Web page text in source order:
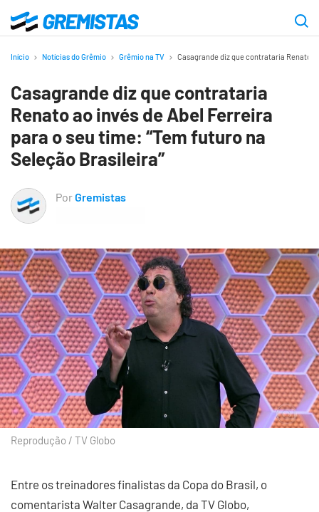
para
principal
Gremistas
Início Notícias do Grêmio Grêmio na TV Casagrande diz que contrataria Renato
Casagrande diz que contrataria
Renato ao invés de Abel Ferreira
para o seu time: “Tem futuro na
Seleção Brasileira”
PorGremistas
Reprodução / TV Globo
Entre os treinadores finalistas da Copa do Brasil, o
comentarista Walter Casagrande, da TV Globo,